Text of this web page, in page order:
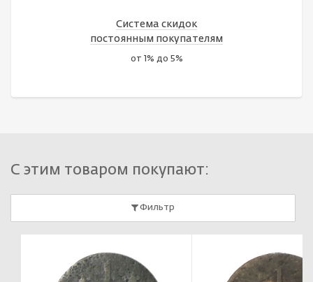
Система скидок
постоянным покупателям
от 1% до 5%
С этим товаром покупают:
Фильтр